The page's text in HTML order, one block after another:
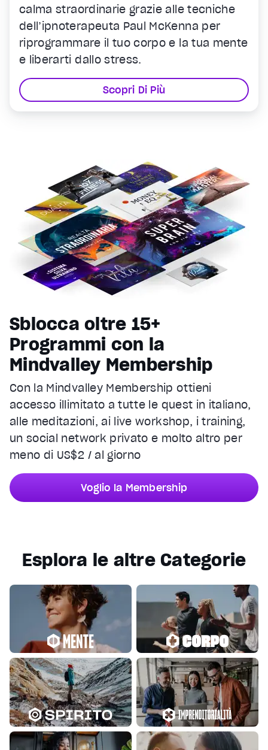
calma straordinarie grazie alle tecniche
dell’ipnoterapeuta Paul McKenna per
riprogrammare il tuo corpo e la tua mente
e liberarti dallo stress.
Scopri Di Più
Sblocca oltre 15+
Programmi con la
Mindvalley Membership
Con la Mindvalley Membership ottieni
accesso illimitato a tutte le quest in italiano,
alle meditazioni, ai live workshop, i training,
un social network privato e molto altro per
meno di US$2 / al giorno
Voglio la Membership
Esplora le altre Categorie